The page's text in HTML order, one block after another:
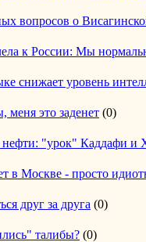
вопросов о
к России: Мы
снижает уровень
меня это заденет (0)
"урок" Каддафи и
в Москве - просто
друг за друга (0)
талибы? (0)